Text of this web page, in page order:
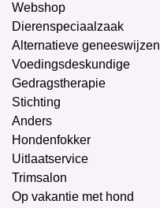
Webshop
Dierenspeciaalzaak
Alternatieve geneeswijzen
Voedingsdeskundige
Gedragstherapie
Stichting
Anders
Hondenfokker
Uitlaatservice
Trimsalon
Op vakantie met hond